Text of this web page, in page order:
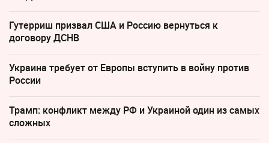
Гутерриш призвал США и Россию вернуться к
договору ДСНВ
Украина требует от Европы вступить в войну против
России
Трамп: конфликт между РФ и Украиной один из самых
сложных